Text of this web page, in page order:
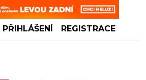
PŘIHLÁŠENÍ REGISTRACE